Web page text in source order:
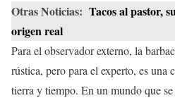
Otras Noticias: Tacos al pastor,
origen real
Para el observador externo, la
rústica, pero para el experto, es una
tierra y tiempo. En un mundo que